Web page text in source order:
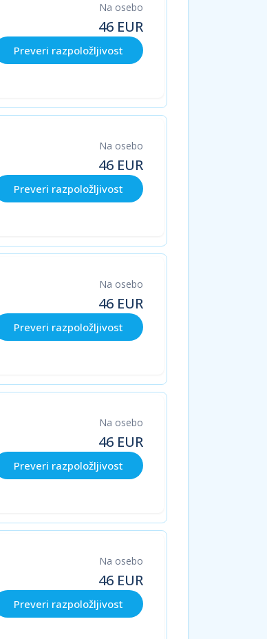
Na osebo
46 EUR
Preveri razpoložljivost
Na osebo
46 EUR
Preveri razpoložljivost
Na osebo
46 EUR
Preveri razpoložljivost
Na osebo
46 EUR
Preveri razpoložljivost
Na osebo
46 EUR
Preveri razpoložljivost